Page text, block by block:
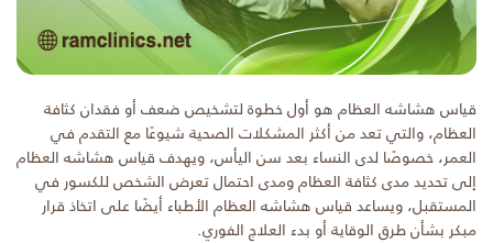
قياس هشاشه العظام هو أول خطوة لتشخيص ضعف أو فقدان كثافة
العظام، والتي تعد من أكثر المشكلات الصحية شيوعًا مع التقدم في
العمر، خصوصًا لدى النساء بعد سن اليأس، ويهدف قياس هشاشه العظام
إلى تحديد مدى كثافة العظام ومدى احتمال تعرض الشخص للكسور في
المستقبل، ويساعد قياس هشاشه العظام الأطباء أيضًا على اتخاذ قرار
مبكر بشأن طرق الوقاية أو بدء العلاج الفوري.